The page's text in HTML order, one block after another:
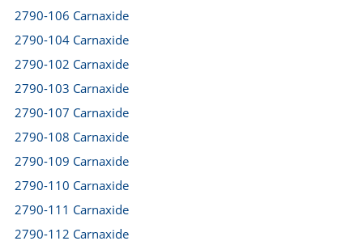
2790-106 Carnaxide
2790-104 Carnaxide
2790-102 Carnaxide
2790-103 Carnaxide
2790-107 Carnaxide
2790-108 Carnaxide
2790-109 Carnaxide
2790-110 Carnaxide
2790-111 Carnaxide
2790-112 Carnaxide